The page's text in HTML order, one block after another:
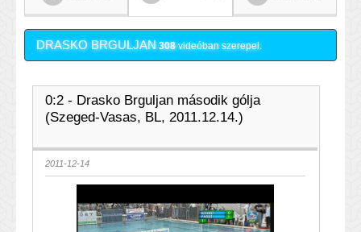
DRASKO BRGULJAN 308videóban szerepel.
0:2 - Drasko Brguljan második gólja
(Szeged-Vasas, BL, 2011.12.14.)
2011-12-14